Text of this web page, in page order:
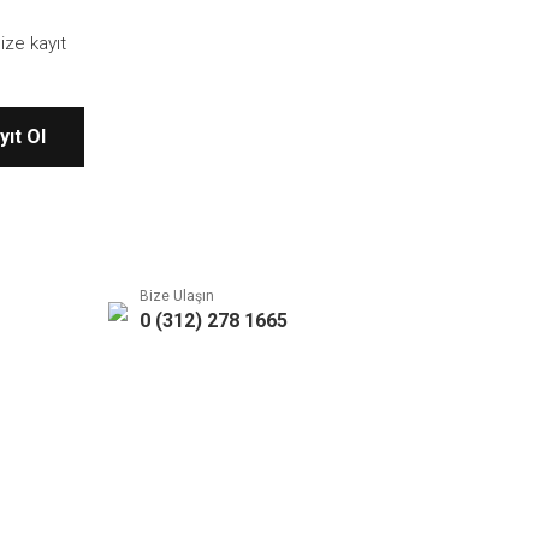
kayıt
Ol
Bize Ulaşın
0 (312) 278 1665